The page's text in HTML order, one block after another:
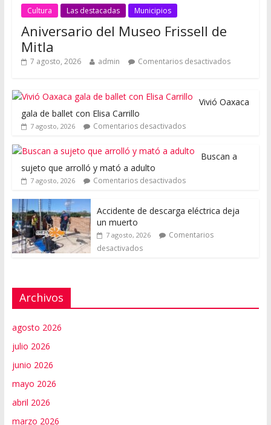
Cultura Las destacadas Municipios
Aniversario del Museo Frissell de
Mitla
7 agosto, 2026 admin Comentarios desactivados
Vivió Oaxaca
gala de ballet con Elisa Carrillo
7 agosto, 2026 Comentarios desactivados
Buscan a
sujeto que arrolló y mató a adulto
7 agosto, 2026 Comentarios desactivados
Accidente de descarga eléctrica deja
un muerto
7 agosto, 2026
Comentarios
desactivados
Archivos
agosto 2026
julio 2026
junio 2026
mayo 2026
abril 2026
marzo 2026